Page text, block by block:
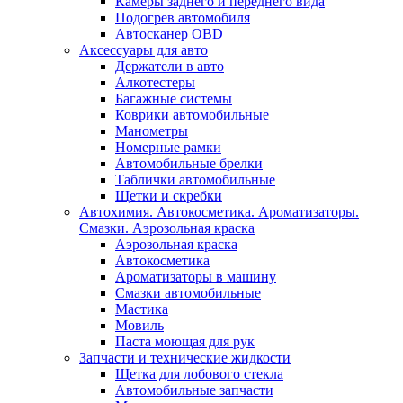
Подогрев автомобиля
Автосканер OBD
Аксессуары для авто
Держатели в авто
Алкотестеры
Багажные системы
Коврики автомобильные
Манометры
Номерные рамки
Автомобильные брелки
Таблички автомобильные
Щетки и скребки
Автохимия. Автокосметика. Ароматизаторы.
Смазки. Аэрозольная краска
Аэрозольная краска
Автокосметика
Ароматизаторы в машину
Смазки автомобильные
Мастика
Мовиль
Паста моющая для рук
Запчасти и технические жидкости
Щетка для лобового стекла
Автомобильные запчасти